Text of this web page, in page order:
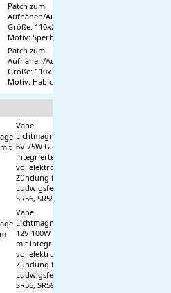
Patch zum
Aufnähen/Aufbügeln,
Größe: 110x27 mm,
Motiv: Sperber
Patch zum
Aufnähen/Aufbügeln,
Größe: 110x75 mm,
Motiv: Habicht
Vape
Lichtmagnetzündanlage
6V 75W Gleichstrom mit
integrierter
vollelektronischer
Zündung für Roller
Ludwigsfelde (Pitty,
SR56, SR59, TR150)
Vape
Lichtmagnetzündanlage
12V 100W Gleichstrom
mit integrierter
vollelektronischer
Zündung für Roller
Ludwigsfelde (Pitty,
SR56, SR59, TR150)